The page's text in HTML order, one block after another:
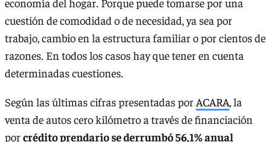
economía del hogar. Porque puede tomarse por una
cuestión de comodidad o de necesidad, ya sea por
trabajo, cambio en la estructura familiar o por cientos de
razones. En todos los casos hay que tener en cuenta
determinadas cuestiones.
Según las últimas cifras presentadas por ACARA, la
venta de autos cero kilómetro a través de financiación
porcrédito prendario se derrumbó 56,1% anual